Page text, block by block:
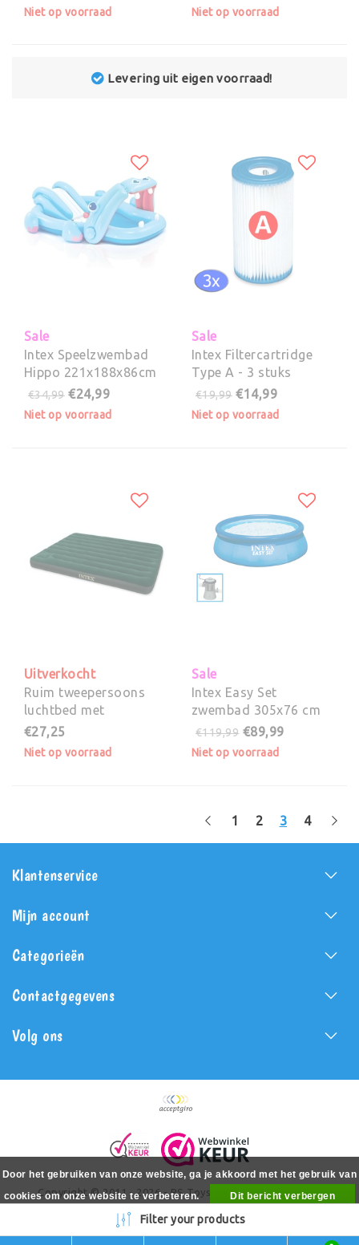
Niet op voorraad Niet op voorraad
Levering uit eigen voorraad!
Sale
Intex Speelzwembad
Hippo 221x188x86cm
€34,99 €24,99
Niet op voorraad
Sale
Intex Filtercartridge
Type A - 3 stuks
€19,99 €14,99
Niet op voorraad
Uitverkocht
Ruim tweepersoons
luchtbed met
voetpomp
€27,25
Niet op voorraad
Sale
Intex Easy Set
zwembad 305x76 cm
met filterpomp
€119,99 €89,99
Niet op voorraad
1 2 3 4
Klantenservice
Mijn account
Categorieën
Contactgegevens
Volg ons
Copyright © 2011 - 2026 - PS Toys - All rights reserved -
RealizationPSToys.nl
Filter your products
Door het gebruiken van onze website, ga je akkoord met het gebruik van
cookies om onze website te verbeteren.
Dit bericht verbergen
Meer over cookies »